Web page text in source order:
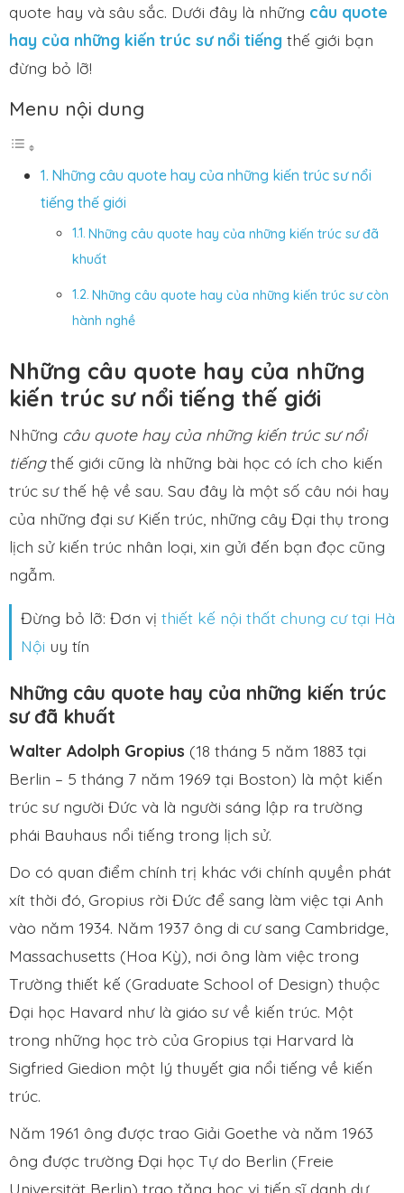
quote hay và sâu sắc. Dưới đây là những câu quote
hay của những kiến trúc sư nổi tiếng thế giới bạn
đừng bỏ lỡ!
Menu nội dung
Những câu quote hay của những kiến trúc sư nổi
tiếng thế giới
Những câu quote hay của những kiến trúc sư đã
khuất
Những câu quote hay của những kiến trúc sư còn
hành nghề
Những câu quote hay của những
kiến trúc sư nổi tiếng thế giới
Những câu quote hay của những kiến trúc sư nổi
tiếngthế giới cũng là những bài học có ích cho kiến
trúc sư thế hệ về sau. Sau đây là một số câu nói hay
của những đại sư Kiến trúc, những cây Đại thụ trong
lịch sử kiến trúc nhân loại, xin gửi đến bạn đọc cũng
ngẫm.
Đừng bỏ lỡ: Đơn vị thiết kế nội thất chung cư tại Hà
Nội uy tín
Những câu quote hay của những kiến trúc
sư đã khuất
Walter Adolph Gropius (18 tháng 5 năm 1883 tại
Berlin – 5 tháng 7 năm 1969 tại Boston) là một kiến
trúc sư người Đức và là người sáng lập ra trường
phái Bauhaus nổi tiếng trong lịch sử.
Do có quan điểm chính trị khác với chính quyền phát
xít thời đó, Gropius rời Đức để sang làm việc tại Anh
vào năm 1934. Năm 1937 ông di cư sang Cambridge,
Massachusetts (Hoa Kỳ), nơi ông làm việc trong
Trường thiết kế (Graduate School of Design) thuộc
Đại học Havard như là giáo sư về kiến trúc. Một
trong những học trò của Gropius tại Harvard là
Sigfried Giedion một lý thuyết gia nổi tiếng về kiến
trúc.
Năm 1961 ông được trao Giải Goethe và năm 1963
ông được trường Đại học Tự do Berlin (Freie
Universität Berlin) trao tặng học vị tiến sĩ danh dự